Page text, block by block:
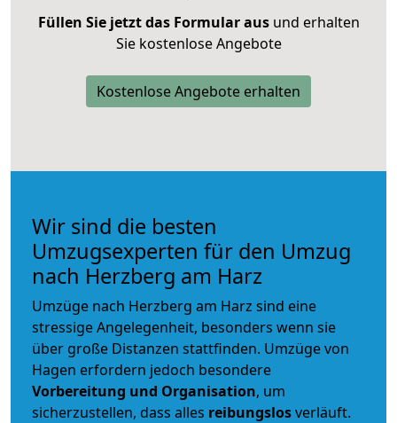
Füllen Sie jetzt das Formular ausund erhalten
Sie kostenlose Angebote
Kostenlose Angebote erhalten
Wir sind die besten
Umzugsexperten für den Umzug
nach Herzberg am Harz
Umzüge nach Herzberg am Harz sind eine
stressige Angelegenheit, besonders wenn sie
über große Distanzen stattfinden. Umzüge von
Hagen erfordern jedoch besondere
Vorbereitung und Organisation, um
sicherzustellen, dass alles reibungslosverläuft.